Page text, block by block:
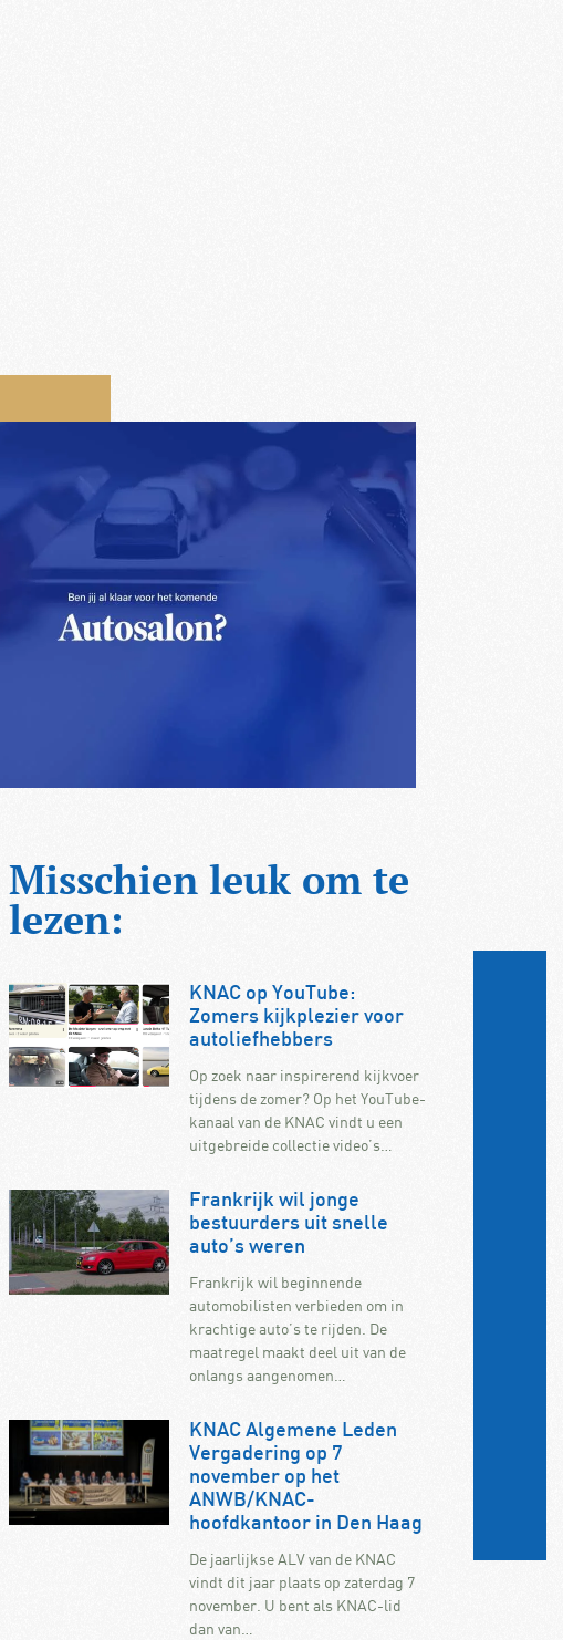
Misschien leuk om te
lezen:
KNAC op YouTube:
Zomers kijkplezier voor
autoliefhebbers
Op zoek naar inspirerend kijkvoer
tijdens de zomer? Op het YouTube-
kanaal van de KNAC vindt u een
uitgebreide collectie video’s…
Frankrijk wil jonge
bestuurders uit snelle
auto’s weren
Frankrijk wil beginnende
automobilisten verbieden om in
krachtige auto’s te rijden. De
maatregel maakt deel uit van de
onlangs aangenomen…
KNAC Algemene Leden
Vergadering op 7
november op het
ANWB/KNAC-
hoofdkantoor in Den Haag
De jaarlijkse ALV van de KNAC
vindt dit jaar plaats op zaterdag 7
november. U bent als KNAC-lid
dan van…